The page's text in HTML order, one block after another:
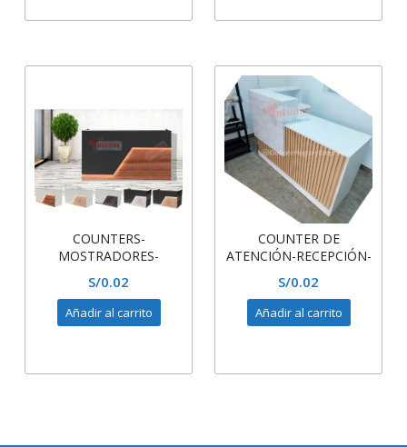
COUNTERS-
MOSTRADORES-
CURVOS Y SEMI
OVALADOS
S/0.02
Añadir al carrito
COUNTER DE
ATENCIÓN-RECEPCIÓN-
MELAMINA MEDIANO
S/0.02
Añadir al carrito